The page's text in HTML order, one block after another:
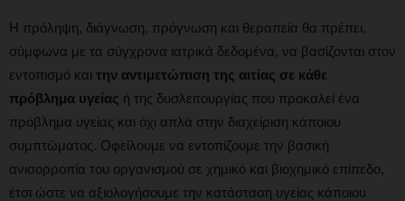
Η πρόληψη, διάγνωση, πρόγνωση και θεραπεία θα πρέπει,
σύμφωνα με τα σύγχρονα ιατρικά δεδομένα, να βασίζονται στον
εντοπισμό και την αντιμετώπιση της αιτίας σε κάθε
πρόβλημα υγείας ή της δυσλειτουργίας που προκαλεί ένα
πρόβλημα υγείας και όχι απλά στην διαχείριση κάποιου
συμπτώματος. Οφείλουμε να εντοπίζουμε την βασική
ανισορροπία του οργανισμού σε χημικό και βιοχημικό επίπεδο,
έτσι ώστε να αξιολογήσουμε την κατάσταση υγείας κάποιου